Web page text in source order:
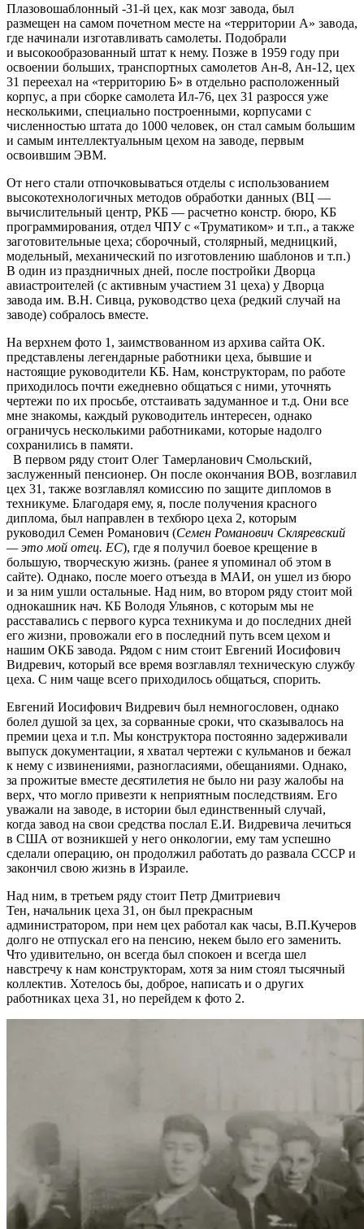
Плазовошаблонный -31-й цех, как мозг завода, был
размещен на самом почетном месте на «территории А» завода,
где начинали изготавливать самолеты. Подобрали
и высокообразованный штат к нему. Позже в 1959 году при
освоении больших, транспортных самолетов Ан-8, Ан-12, цех
31 переехал на «территорию Б» в отдельно расположенный
корпус, а при сборке самолета Ил-76, цех 31 разросся уже
несколькими, специально построенными, корпусами с
численностью штата до 1000 человек, он стал самым большим
и самым интеллектуальным цехом на заводе, первым
освоившим ЭВМ.
От него стали отпочковываться отделы с использованием
высокотехнологичных методов обработки данных (ВЦ —
вычислительный центр, РКБ — расчетно констр. бюро, КБ
программирования, отдел ЧПУ с «Труматиком» и т.п., а также
заготовительные цеха; сборочный, столярный, медницкий,
модельный, механический по изготовлению шаблонов и т.п.)
В один из праздничных дней, после постройки Дворца
авиастроителей (с активным участием 31 цеха) у Дворца
завода им. В.Н. Сивца, руководство цеха (редкий случай на
заводе) собралось вместе.
На верхнем фото 1, заимствованном из архива сайта ОК.
представлены легендарные работники цеха, бывшие и
настоящие руководители КБ. Нам, конструкторам, по работе
приходилось почти ежедневно общаться с ними, уточнять
чертежи по их просьбе, отстаивать задуманное и т.д. Они все
мне знакомы, каждый руководитель интересен, однако
ограничусь несколькими работниками, которые надолго
сохранились в памяти.
В первом ряду стоит Олег Тамерланович Смольский,
заслуженный пенсионер. Он после окончания ВОВ, возглавил
цех 31, также возглавлял комиссию по защите дипломов в
техникуме. Благодаря ему, я, после получения красного
диплома, был направлен в техбюро цеха 2, которым
руководил Семен Романович (Семен Романович Скляревский
— это мой отец. ЕС), где я получил боевое крещение в
большую, творческую жизнь. (ранее я упоминал об этом в
сайте). Однако, после моего отъезда в МАИ, он ушел из бюро
и за ним ушли остальные. Над ним, во втором ряду стоит мой
однокашник нач. КБ Володя Ульянов, с которым мы не
расставались с первого курса техникума и до последних дней
его жизни, провожали его в последний путь всем цехом и
нашим ОКБ завода. Рядом с ним стоит Евгений Иосифович
Видревич, который все время возглавлял техническую службу
цеха. С ним чаще всего приходилось общаться, спорить.
Евгений Иосифович Видревич был немногословен, однако
болел душой за цех, за сорванные сроки, что сказывалось на
премии цеха и т.п. Мы конструктора постоянно задерживали
выпуск документации, я хватал чертежи с кульманов и бежал
к нему с извинениями, разногласиями, обещаниями. Однако,
за прожитые вместе десятилетия не было ни разу жалобы на
верх, что могло привезти к неприятным последствиям. Его
уважали на заводе, в истории был единственный случай,
когда завод на свои средства послал Е.И. Видревича лечиться
в США от возникшей у него онкологии, ему там успешно
сделали операцию, он продолжил работать до развала СССР и
закончил свою жизнь в Израиле.
Над ним, в третьем ряду стоит Петр Дмитриевич
Тен, начальник цеха 31, он был прекрасным
администратором, при нем цех работал как часы, В.П.Кучеров
долго не отпускал его на пенсию, некем было его заменить.
Что удивительно, он всегда был спокоен и всегда шел
навстречу к нам конструкторам, хотя за ним стоял тысячный
коллектив. Хотелось бы, доброе, написать и о других
работниках цеха 31, но перейдем к фото 2.